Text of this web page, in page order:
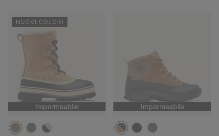
NUOVI COLORI
Impermeabile Impermeabile